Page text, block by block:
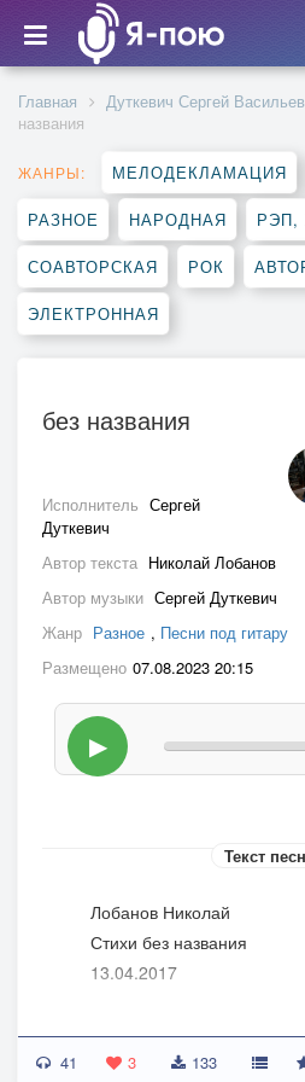
Главная Дуткевич Сергей
названия
ЖАНРЫ: МЕЛОДЕКЛАМАЦИЯ
РАЗНОЕ НАРОДНАЯ РЭП,
СОАВТОРСКАЯ РОК
ЭЛЕКТРОННАЯ
без названия
Исполнитель Сергей
Дуткевич
Автор текста Николай Лобанов
Автор музыки Сергей Дуткевич
Жанр Разное , Песни под гитару
Размещено 07.08.2023 20:15
▶
Текст
Лобанов Николай
Стихи без названия
13.04.2017
Жизнь загадочно проста:
Будней омут. Вера. Воля.
41 3 133